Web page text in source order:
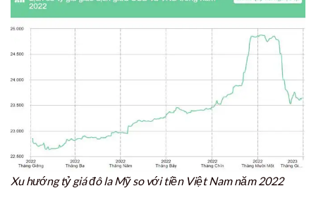
Xu hướng tỷ giá đô la Mỹ so với tiền Việt Nam năm 2022